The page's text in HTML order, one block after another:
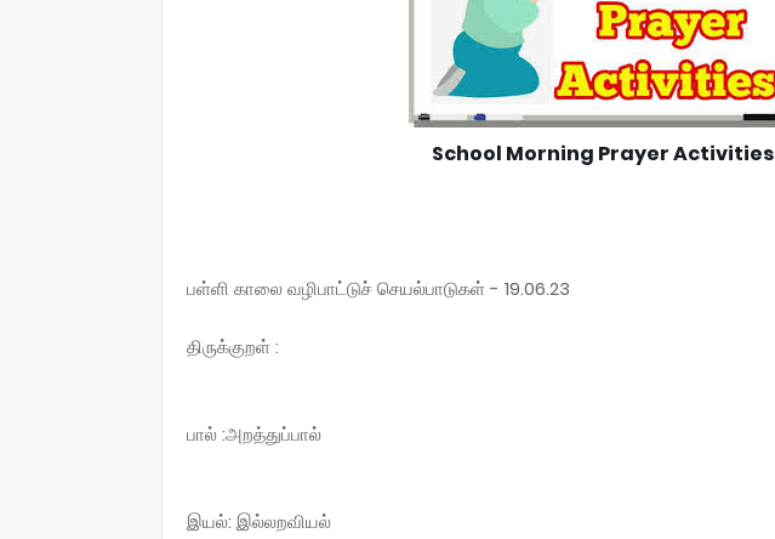
School Morning Prayer Activities
பள்ளி காலை வழிபாட்டுச் செயல்பாடுகள் - 19.06.23
திருக்குறள் :
பால் :அறத்துப்பால்
இயல்: இல்லறவியல்